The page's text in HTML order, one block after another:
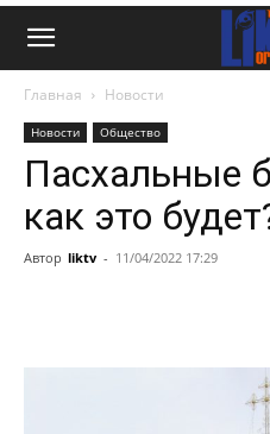
Главная Новости
Новости Общество
Пасхальные
как это
Автор liktv - 11/04/2022 17:29